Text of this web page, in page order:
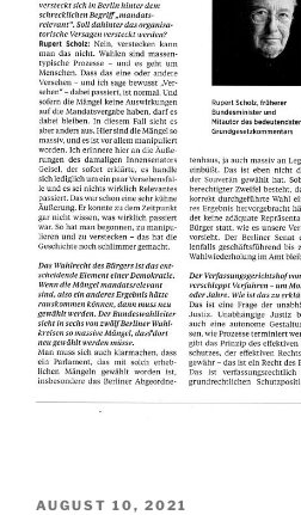
VERÖFFENTLICHT
AUGUST 10, 2021